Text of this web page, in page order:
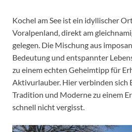
Kochel am See ist ein idyllischer
Voralpenland, direkt am
gelegen. Die Mischung aus
Bedeutung und entspannter
zu einem echten Geheimtipp für
Aktivurlauber. Hier verbinden sich
Tradition und Moderne zu einem
schnell nicht vergisst.